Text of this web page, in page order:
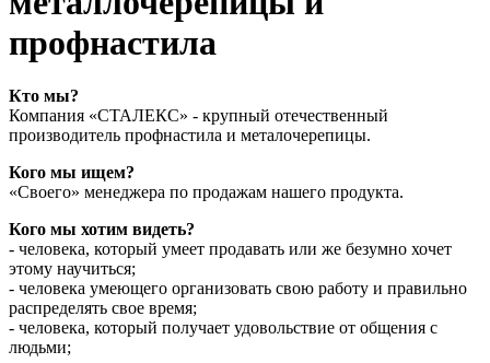
профнастила
Кто мы?
Компания «СТАЛЕКС» - крупный отечественный
производитель профнастила и металочерепицы.
Кого мы ищем?
«Своего» менеджера по продажам нашего продукта.
Кого мы хотим видеть?
- человека, который умеет продавать или же безумно хочет
этому научиться;
- человека умеющего организовать свою работу и правильно
распределять свое время;
- человека, который получает удовольствие от общения с
людьми;